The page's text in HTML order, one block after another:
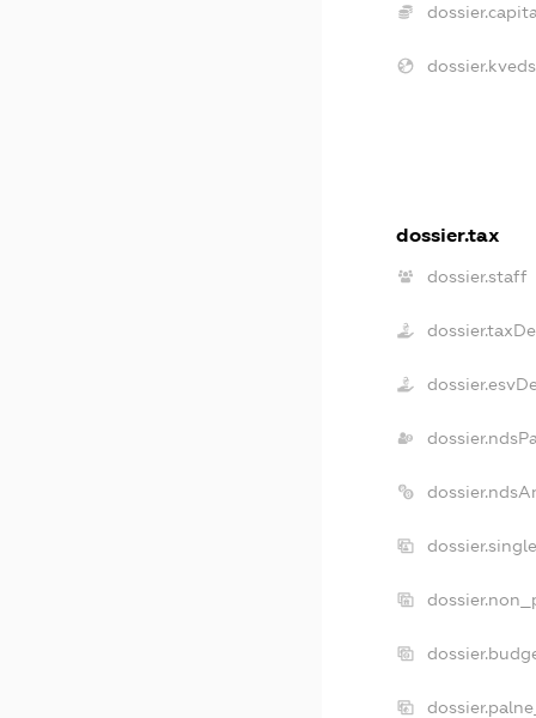
dossier.tax
dossier.staff